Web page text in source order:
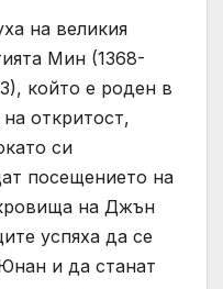
на великия
Мин (1368-
който е роден в
откритост,
си
посещението на
на Джън
успяха да се
и да станат